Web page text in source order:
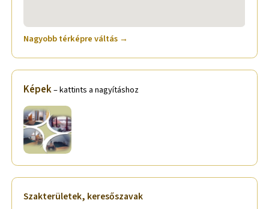
Nagyobb térképre váltás →
Képek– kattints a nagyításhoz
Szakterületek, keresőszavak